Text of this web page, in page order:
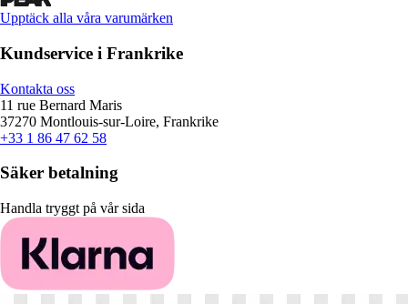
Upptäck alla våra varumärken
Kundservice i Frankrike
Kontakta oss
11 rue Bernard Maris
37270 Montlouis-sur-Loire, Frankrike
+33 1 86 47 62 58
Säker betalning
Handla tryggt på vår sida